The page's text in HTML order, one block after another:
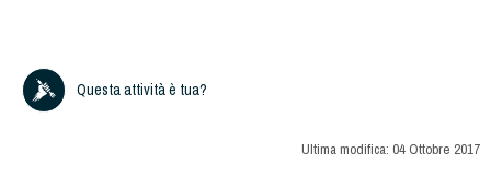
Questa attività è tua?
Ultima modifica: 04 Ottobre 2017